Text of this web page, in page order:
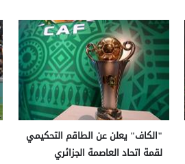
"الكاف" يعلن عن الطاقم التحكيمي
لقمة اتحاد العاصمة الجزائري